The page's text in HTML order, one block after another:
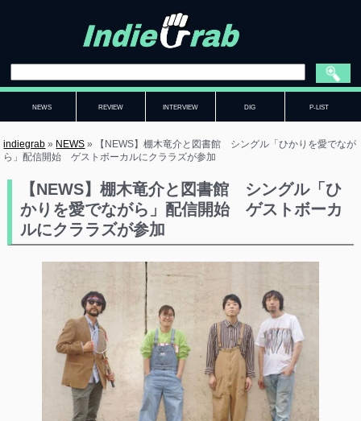
NEWS REVIEW INTERVIEW DIG P-LIST
indiegrab » NEWS »
【NEWS】棚木竜介と図書館 シングル「ひかりを愛でなが
ら」配信開始 ゲストボーカルにクララズが参加
【NEWS】棚木竜介と図書館 シングル「ひ
かりを愛でながら」配信開始 ゲストボーカ
ルにクララズが参加